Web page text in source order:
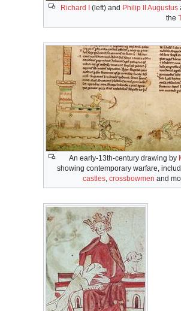
Richard I (left) and Philip II Augustus
the
An early-13th-century drawing by
showing contemporary warfare,
castles, crossbowmen and